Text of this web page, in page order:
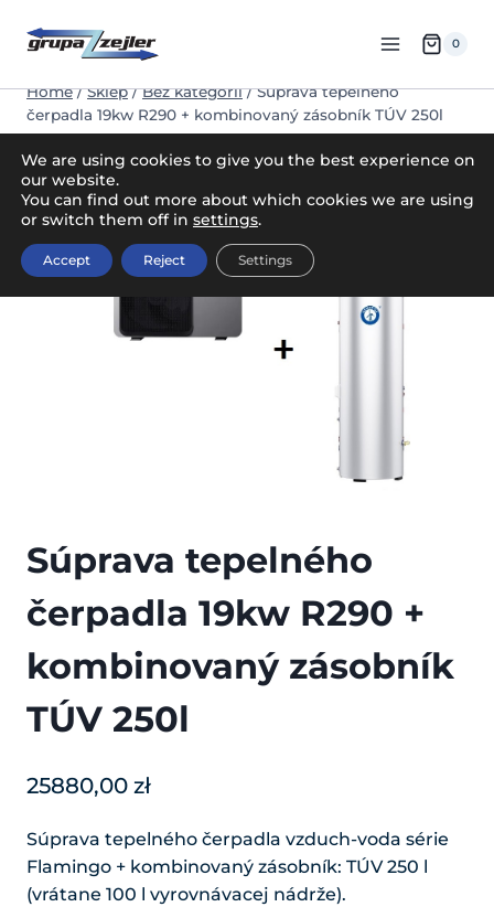
0
Home / Sklep / Bez kategorii / Súprava tepelného
čerpadla 19kw R290 + kombinovaný zásobník TÚV 250l
Súprava tepelného
čerpadla 19kw R290 +
kombinovaný zásobník
TÚV 250l
25880,00 zł
Súprava tepelného čerpadla vzduch-voda série
Flamingo + kombinovaný zásobník: TÚV 250 l
(vrátane 100 l vyrovnávacej nádrže).
We are using cookies to give you the best experience on
our website.
You can find out more about which cookies we are using
or switch them off in settings.
Accept Reject Settings